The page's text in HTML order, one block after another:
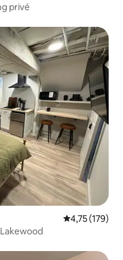
privé
Évaluation
4,75 (179)